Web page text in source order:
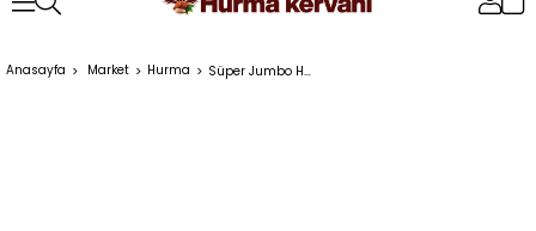
Anasayfa Market Hurma Süper Jumbo Hurma 5 kg (Ürdün Menşei)